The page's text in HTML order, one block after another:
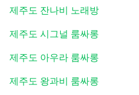
제주도 잔나비 노래방
제주도 시그널 룸싸롱
제주도 아우라 룸싸롱
제주도 왕과비 룸싸롱